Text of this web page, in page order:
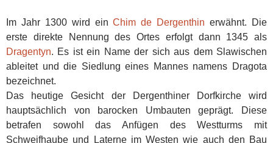
Im Jahr 1300 wird einChim de Dergenthin erwähnt. Die
erste direkte Nennung des Ortes erfolgt dann 1345 als
Dragentyn. Es ist ein Name der sich aus dem Slawischen
ableitet und die Siedlung eines Mannes namens Dragota
bezeichnet.
Das heutige Gesicht der Dergenthiner Dorfkirche wird
hauptsächlich von barocken Umbauten geprägt. Diese
betrafen sowohl das Anfügen des Westturms mit
Schweifhaube und Laterne im Westen wie auch den Bau